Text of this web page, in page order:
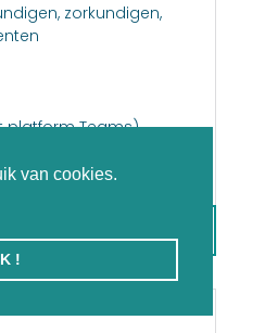
van cookies.
!
zorkundigen,
platform Teams)